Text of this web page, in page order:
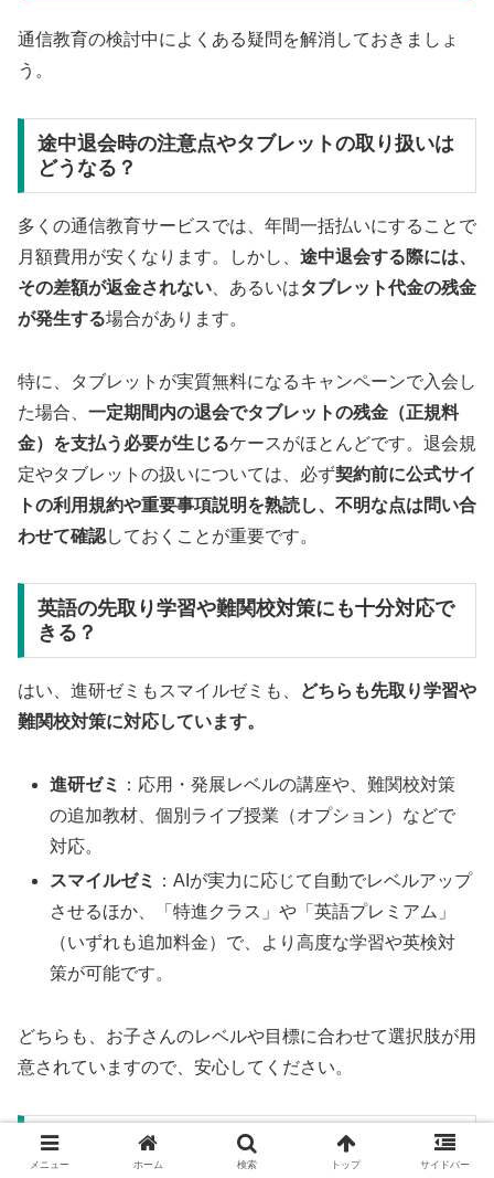
通信教育の検討中によくある疑問を解消しておきましょ
う。
途中退会時の注意点やタブレットの取り扱いは
どうなる？
多くの通信教育サービスでは、年間一括払いにすることで
月額費用が安くなります。しかし、 途中退会する際には、
その差額が返金されない 、あるいはタブレット代金の残金
が発生する場合があります。
特に、タブレットが実質無料になるキャンペーンで入会し
た場合、 一定期間内の退会でタブレットの残金（正規料
金）を支払う必要が生じるケースがほとんどです。退会規
定やタブレットの扱いについては、必ず契約前に公式サイ
トの利用規約や重要事項説明を熟読し、不明な点は問い合
わせて確認しておくことが重要です。
英語の先取り学習や難関校対策にも十分対応で
きる？
はい、進研ゼミもスマイルゼミも、
どちらも先取り学習や
難関校対策に対応しています。
進研ゼミ
：応用・発展レベルの講座や、難関校対策
の追加教材、個別ライブ授業（オプション）などで
対応。
スマイルゼミ
：AIが実力に応じて自動でレベルアップ
させるほか、「特進クラス」や「英語プレミアム」
（いずれも追加料金）で、より高度な学習や英検対
策が可能です。
どちらも、お子さんのレベルや目標に合わせて選択肢が用
意されていますので、安心してください。
進研ゼミ・スマイルゼミ以外も検討すべき？他
の通信教育との違いは？
メニュー ホーム 検索 トップ サイドバー